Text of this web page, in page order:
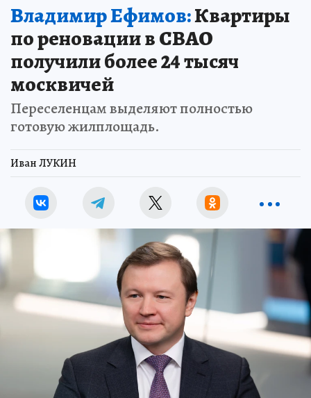
Владимир Ефимов:Квартиры
по реновации в СВАО
получили более 24 тысяч
москвичей
Переселенцам выделяют полностью
готовую жилплощадь.
Иван ЛУКИН